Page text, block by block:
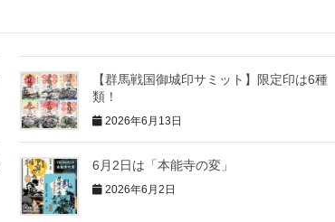
【群馬戦国御城印サミット】限定印は6種
類！
2026年6月13日
6月2日は「本能寺の変」
2026年6月2日